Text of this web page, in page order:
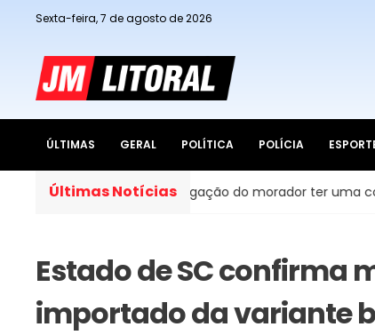
Sexta-feira, 7 de agosto de 2026
ÚLTIMAS GERAL POLÍTICA POLÍCIA
Últimas Notícias
Brasil, é obrigação do morador ter uma caixa d’água
Estado de SC confirma
importado da variante